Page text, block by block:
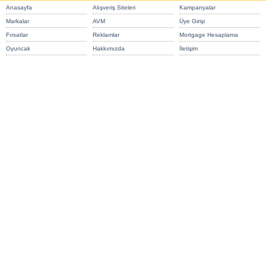
Anasayfa Alışveriş Siteleri Kampanyalar
Markalar AVM Üye Girişi
Fırsatlar Reklamlar Mortgage Hesaplama
Oyuncak Hakkımızda İletişim